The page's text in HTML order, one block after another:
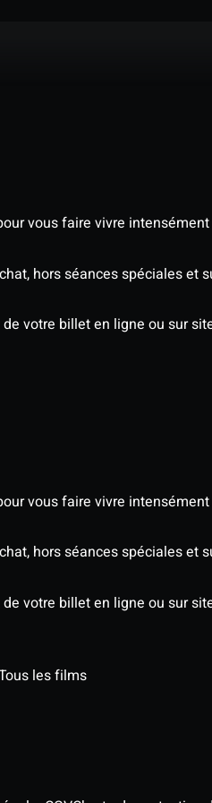
vous faire vivre
hors séances spéciales et
votre billet en ligne ou sur
vous faire vivre
hors séances spéciales et
votre billet en ligne ou sur
les films